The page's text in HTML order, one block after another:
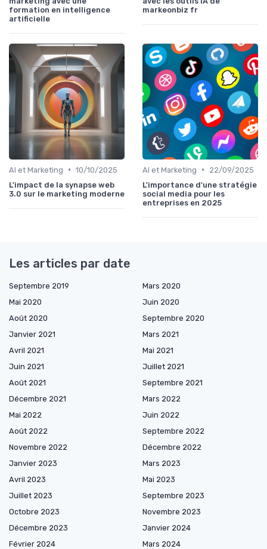
formation en intelligence
artificielle
markeonbiz fr
AI et Marketing • 10/10/2025
L'impact de la synapse web
3.0 sur le marketing moderne
AI et Marketing •
22/09/2025
L'importance d'une stratégie
social media pour les
entreprises en 2025
Les articles par date
Septembre 2019
Mars 2020
Mai 2020
Juin 2020
Août 2020
Septembre 2020
Janvier 2021
Mars 2021
Avril 2021
Mai 2021
Juin 2021
Juillet 2021
Août 2021
Septembre 2021
Décembre 2021
Mars 2022
Mai 2022
Juin 2022
Août 2022
Septembre 2022
Novembre 2022
Décembre 2022
Janvier 2023
Mars 2023
Avril 2023
Mai 2023
Juillet 2023
Septembre 2023
Octobre 2023
Novembre 2023
Décembre 2023
Janvier 2024
Février 2024
Mars 2024